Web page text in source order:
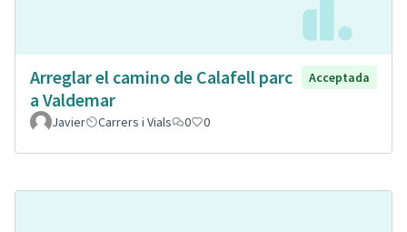
Arreglar el camino de Calafell parc
a Valdemar
Acceptada
Javier Carrers i Vials 0 0